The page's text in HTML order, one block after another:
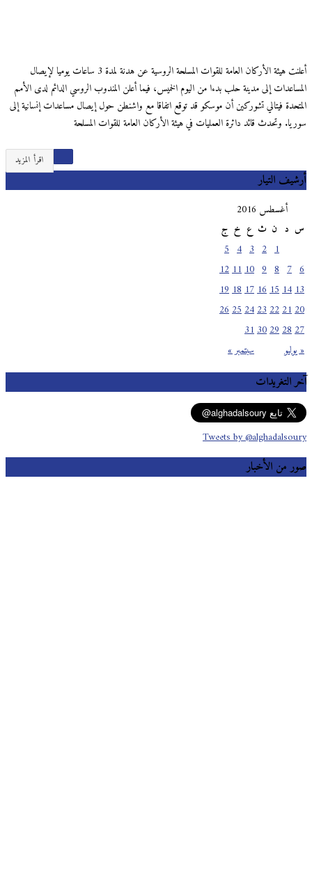
أعلنت هيئة الأركان العامة للقوات المسلحة الروسية عن هدنة لمدة 3 ساعات يوميا لإيصال
المساعدات إلى مدينة حلب بدءا من اليوم الخميس، فيما أعلن المندوب الروسي الدائم لدى الأمم
المتحدة فيتالي تشوركين أن موسكو قد توقع اتفاقا مع واشنطن حول إيصال مساعدات إنسانية إلى
سوريا. وتحدث قائد دائرة العمليات في هيئة الأركان العامة للقوات المسلحة
اقرأ المزيد
أرشيف التيار
أغسطس 2016
س
ث خ ج
« يوليو سبتمبر »
10
11
12
13
14
15
16
17
18
19
20
21
22
23
24
25
26
27
28
29
30
31
آخر التغريدات
Tweets by @alghadalsoury
صور من الأخبار